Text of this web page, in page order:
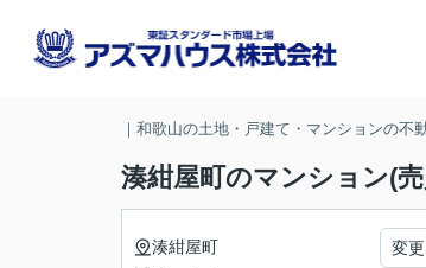
｜和歌山の土地・戸建て・マンションの不
湊紺屋町のマンション(
湊紺屋町 変更